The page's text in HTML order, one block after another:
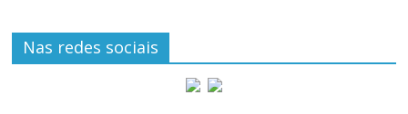
Nas redes sociais